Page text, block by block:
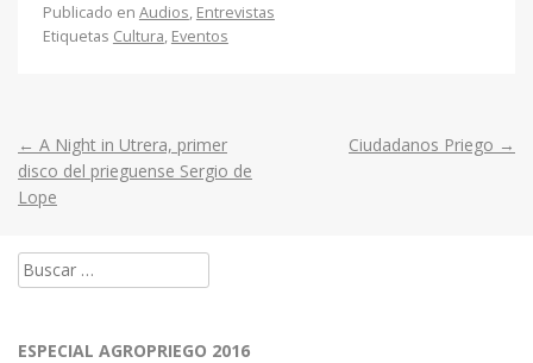
Publicado en Audios, Entrevistas
Etiquetas Cultura, Eventos
Post
navigation
← A Night in Utrera, primer
disco del prieguense Sergio de
Lope
Ciudadanos Priego →
Buscar:
ESPECIAL AGROPRIEGO 2016